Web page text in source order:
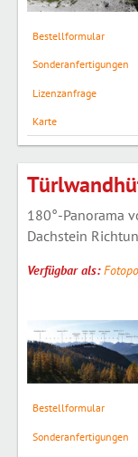
Bestellformular
Sonderanfertigungen
Lizenzanfrage
Karte
180°-Panorama
Dachstein
Verfügbar als:
Bestellformular
Sonderanfertigungen